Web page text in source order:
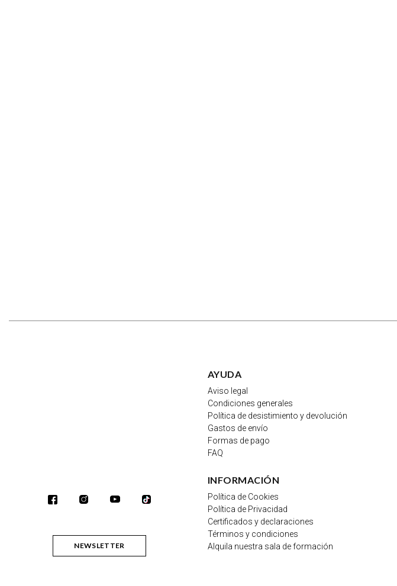
NEWSLETTER
AYUDA
Aviso legal
Condiciones generales
Política de desistimiento y devolución
Gastos de envío
Formas de pago
FAQ
INFORMACIÓN
Política de Cookies
Política de Privacidad
Certificados y declaraciones
Términos y condiciones
Alquila nuestra sala de formación